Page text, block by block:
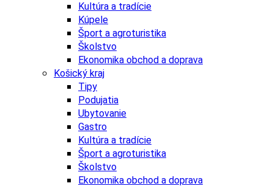
Kultúra a tradície
Kúpele
Šport a agroturistika
Školstvo
Ekonomika obchod a doprava
Košický kraj
Tipy
Podujatia
Ubytovanie
Gastro
Kultúra a tradície
Šport a agroturistika
Školstvo
Ekonomika obchod a doprava